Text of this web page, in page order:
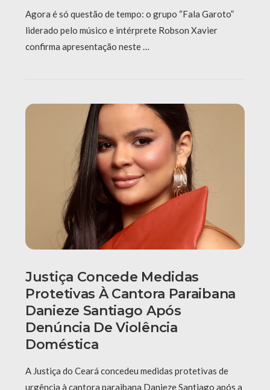
Agora é só questão de tempo: o grupo “Fala Garoto”
liderado pelo músico e intérprete Robson Xavier
confirma apresentação neste …
Justiça Concede Medidas
Protetivas À Cantora Paraibana
Danieze Santiago Após
Denúncia De Violência
Doméstica
A Justiça do Ceará concedeu medidas protetivas de
urgência à cantora paraibana Danieze Santiago após a